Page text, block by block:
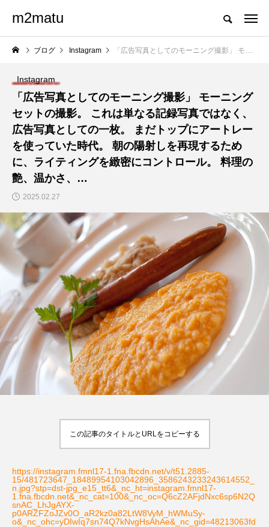
m2matu
ブログ Instagram 「広告写真としてのモーニング撮影」 モーニングセットの撮影。 これは単なる記録写真ではなく、広告写真としての一枚。 まだトップにアートレーを使っていた時代。 朝の陽射しを再現するために、ライティングを緻密にコントロール。 料理の艶、温かさ、…
Instagram
「広告写真としてのモーニング撮影」 モーニング
セットの撮影。 これは単なる記録写真ではなく、
広告写真としての一枚。 まだトップにアートレー
を使っていた時代。 朝の陽射しを再現するため
に、ライティングを緻密にコントロール。 料理の
艶、温かさ、…
2025.02.27
この記事のタイトルとURLをコピーする
https://instagram.fmnl17-1.fna.fbcdn.net/v/t51.2885-
15/481723647_18489954103042896_3586243233243614552_
n.jpg?stp=dst-jpg_e15_tt6&_nc_ht=instagram.fmnl17-
1.fna.fbcdn.net&_nc_cat=100&_nc_oc=Q6cZ2AFjdNxc6sp6N2Q
snAC_LhJgAYX-
p0ARZFZoJZv0O_aR2kz0a82LtW8VyM_hWMuSy-
o&_nc_ohc=yDIwIq7sn74Q7kNvgHsAhAe&_nc_gid=48213063fd